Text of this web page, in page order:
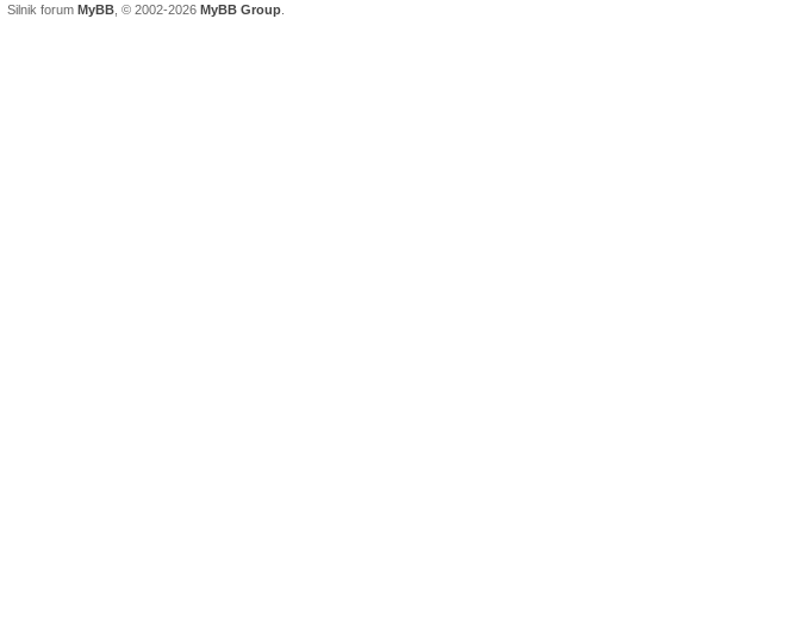
Silnik forum MyBB , © 2002-2026 MyBB Group